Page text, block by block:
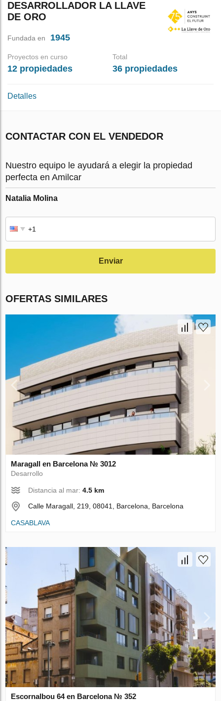
DESARROLLADOR LA LLAVE
DE ORO
Fundada en 1945
Proyectos en curso
12 propiedades
Total
36 propiedades
Detalles
CONTACTAR CON EL VENDEDOR
Nuestro equipo le ayudará a elegir la propiedad
perfecta en Amilcar
Natalia Molina
Enviar
OFERTAS SIMILARES
Maragall en Barcelona № 3012
Desarrollo
Distancia al mar:4.5 km
Calle Maragall, 219, 08041, Barcelona, Barcelona
CASABLAVA
Escornalbou 64 en Barcelona № 352